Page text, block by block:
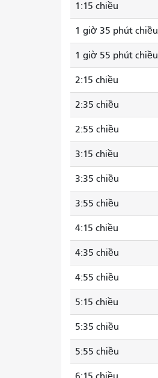
1:15 chiều
1 giờ 35 phút chiều
1 giờ 55 phút chiều
2:15 chiều
2:35 chiều
2:55 chiều
3:15 chiều
3:35 chiều
3:55 chiều
4:15 chiều
4:35 chiều
4:55 chiều
5:15 chiều
5:35 chiều
5:55 chiều